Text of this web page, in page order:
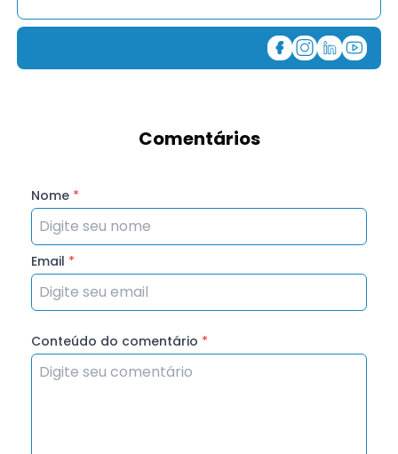
Comentários
Nome *
Email *
Conteúdo do comentário *